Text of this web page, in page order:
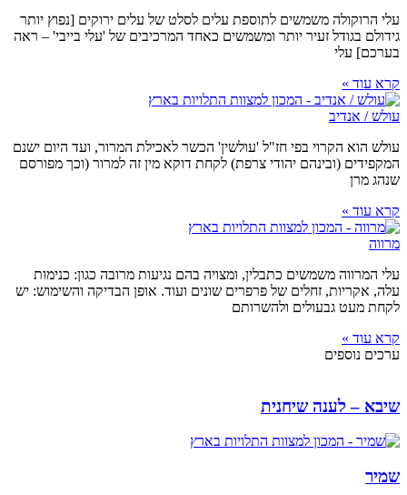
עלי הרוקולה משמשים לתוספת עלים לסלט של עלים ירוקים [נפוץ יותר
גידולם בגודל זעיר יותר ומשמשים כאחד המרכיבים של 'עלי בייבי' – ראה
בערכם] עלי
קרא עוד »
עולש / אנדיב
עולש הוא הקרוי בפי חז"ל 'עולשין' הכשר לאכילת המרור, ועד היום ישנם
המקפידים (ובינהם יהודי צרפת) לקחת דוקא מין זה למרור (וכך מפורסם
שנהג מרן
קרא עוד »
מרווה
עלי המרווה משמשים כתבלין, ומצויה בהם נגיעות מרובה כגון: כנימות
עלה, אקריות, זחלים של פרפרים שונים ועוד. אופן הבדיקה והשימוש: יש
לקחת מעט גבעולים ולהשרותם
קרא עוד »
ערכים נוספים
שיבא – לענה שיחנית
שמיר